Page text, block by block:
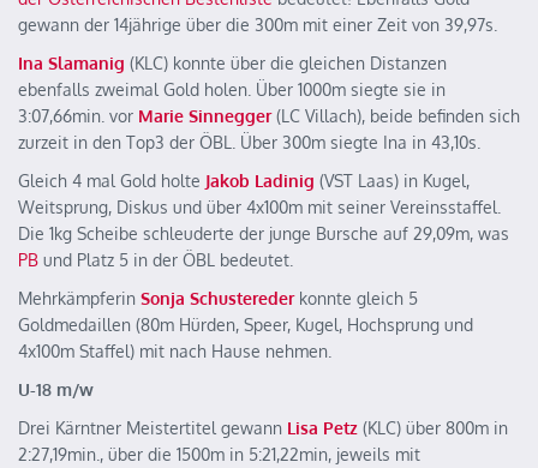
gewann der 14jährige über die 300m mit einer Zeit von 39,97s.
Ina Slamanig (KLC) konnte über die gleichen Distanzen
ebenfalls zweimal Gold holen. Über 1000m siegte sie in
3:07,66min. vor Marie Sinnegger(LC Villach), beide befinden sich
zurzeit in den Top3 der ÖBL. Über 300m siegte Ina in 43,10s.
Gleich 4 mal Gold holte Jakob Ladinig (VST Laas) in Kugel,
Weitsprung, Diskus und über 4x100m mit seiner Vereinsstaffel.
Die 1kg Scheibe schleuderte der junge Bursche auf 29,09m, was
PB und Platz 5 in der ÖBL bedeutet.
Mehrkämpferin Sonja Schustereder konnte gleich 5
Goldmedaillen (80m Hürden, Speer, Kugel, Hochsprung und
4x100m Staffel) mit nach Hause nehmen.
U-18 m/w
Drei Kärntner Meistertitel gewann Lisa Petz (KLC) über 800m in
2:27,19min., über die 1500m in 5:21,22min, jeweils mit